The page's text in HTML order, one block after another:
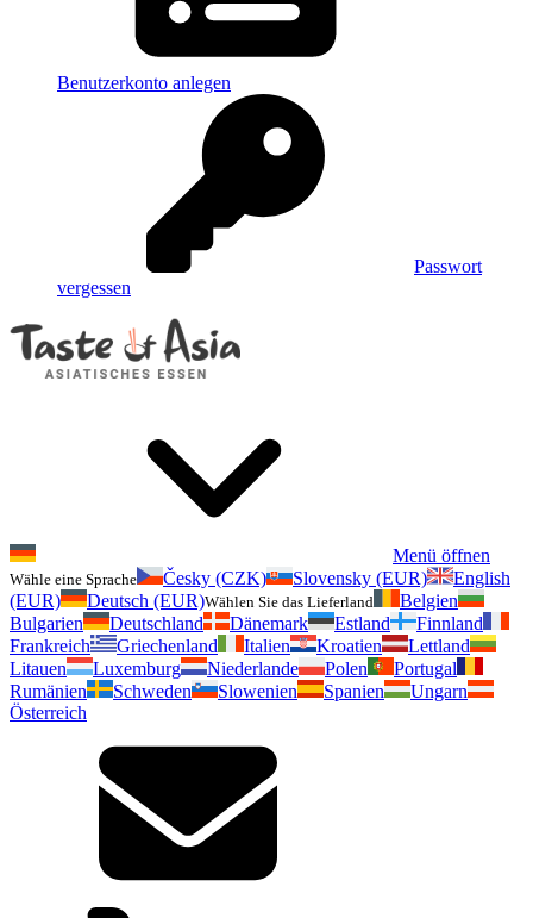
Benutzerkonto anlegen
Passwort
vergessen
Menü öffnen
Wähle eine Sprache Česky (CZK) Slovensky (EUR)
English
(EUR)
Deutsch (EUR)Wählen Sie das Lieferland
Belgien
Bulgarien
Deutschland Dänemark Estland
Finnland
Frankreich
Griechenland Italien Kroatien
Lettland
Litauen
Luxemburg Niederlande Polen
Portugal
Rumänien
Schweden Slowenien Spanien
Ungarn
Österreich